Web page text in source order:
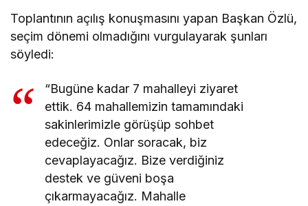
Toplantının açılış konuşmasını yapan Başkan Özlü,
seçim dönemi olmadığını vurgulayarak şunları
söyledi:
“Bugüne kadar 7 mahalleyi ziyaret
ettik. 64 mahallemizin tamamındaki
sakinlerimizle görüşüp sohbet
edeceğiz. Onlar soracak, biz
cevaplayacağız. Bize verdiğiniz
destek ve güveni boşa
çıkarmayacağız. Mahalle